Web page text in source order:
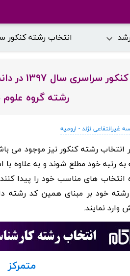
انتخاب رشته کنکور
دفترچه
رشته گروه
غیرانتفاعی نژند - ارومیه
انتخاب رشته کنکور نیز موجود می
رتبه خود مطلع شوند و به علاوه با
انتخاب های مناسب خود را پیدا
رشته خود بر مبنای همین کد
نمایند.
متمرکز